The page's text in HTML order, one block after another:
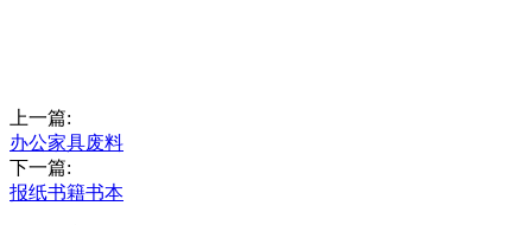
上一篇:
办公家具废料
下一篇:
报纸书籍书本